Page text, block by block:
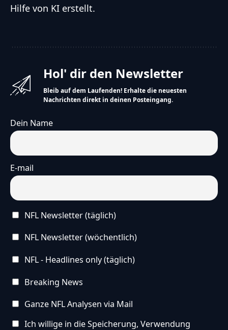
Hilfe von KI erstellt.
Hol' dir den Newsletter
Bleib auf dem Laufenden! Erhalte die neuesten
Nachrichten direkt in deinen Posteingang.
Dein Name
E-mail
NFL Newsletter (täglich)
NFL Newsletter (wöchentlich)
NFL - Headlines only (täglich)
Breaking News
Ganze NFL Analysen via Mail
Ich willige in die Speicherung, Verwendung